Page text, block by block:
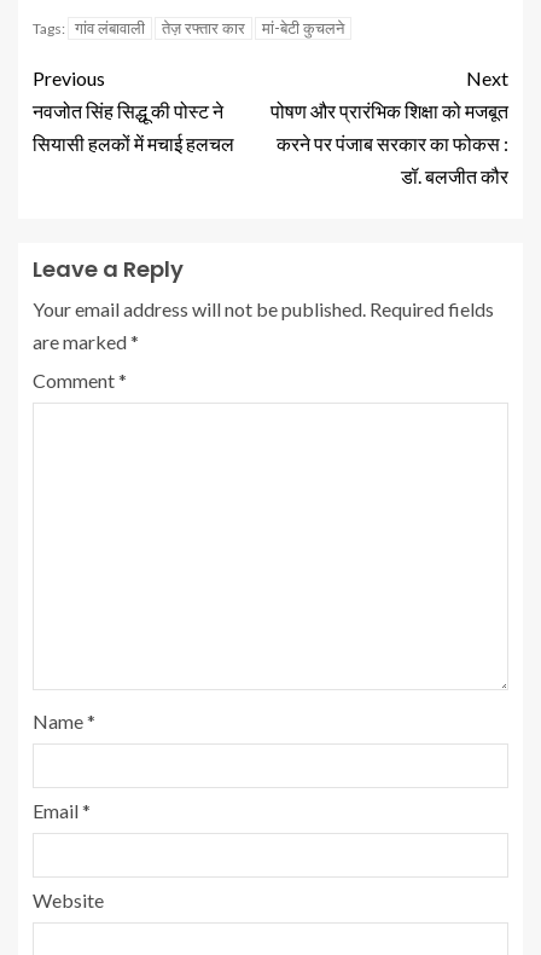
Tags: गांव लंबावाली तेज़ रफ्तार कार मां-बेटी कुचलने
Previous
नवजोत सिंह सिद्धू की पोस्ट ने
सियासी हलकों में मचाई हलचल
Next
पोषण और प्रारंभिक शिक्षा को मजबूत
करने पर पंजाब सरकार का फोकस :
डॉ. बलजीत कौर
Leave a Reply
Your email address will not be published. Required fields
are marked*
Comment*
Name*
Email*
Website